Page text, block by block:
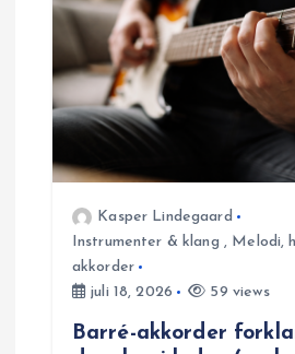
Kasper Lindegaard
Instrumenter & klang , Melodi,
akkorder
juli 18, 2026
59 views
Barré-akkorder